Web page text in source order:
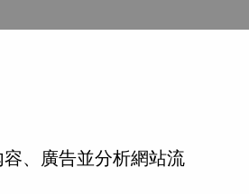
、廣告並分析網站流
务遍布全
实全球个人
工智能导
个人电
软件定义
更加包容、
券代号：